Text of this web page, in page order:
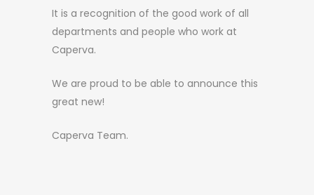
It is a recognition of the good work of all
departments and people who work at
Caperva.
We are proud to be able to announce this
great new!
Caperva Team.